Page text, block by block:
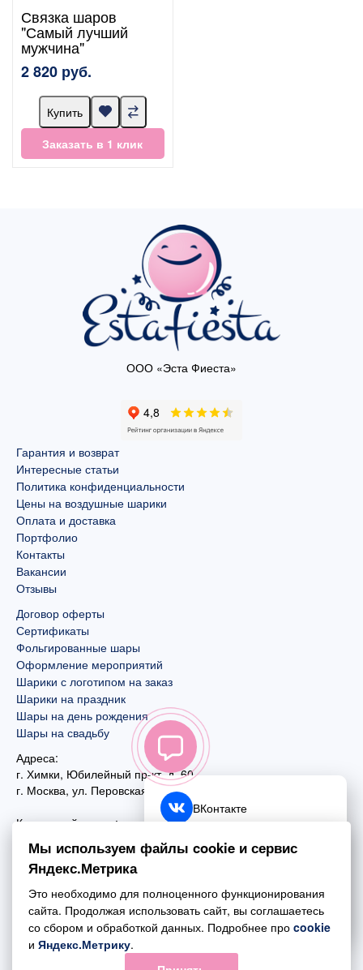
Связка шаров
"Самый лучший
мужчина"
2 820 руб.
Купить
Заказать в 1 клик
ООО «Эста Фиеста»
Гарантия и возврат
Интересные статьи
Политика конфиденциальности
Цены на воздушные шарики
Оплата и доставка
Портфолио
Контакты
Вакансии
Отзывы
Договор оферты
Сертификаты
Фольгированные шары
Оформление мероприятий
Шарики с логотипом на заказ
Шарики на праздник
Шары на день рождения
Шары на свадьбу
Адреса:
г. Химки, Юбилейный пр-кт, д. 60
г. Москва, ул. Перовская, д. 59
Контактный номер:
+7 (495) 970-44-75
Почта:
mail@esta-fiesta.ru
Режим работы интернет-магазина:
ПН-ВС с 09:00 до 21:00
ВКонтакте
Telegram
Обратный звонок
Мы используем файлы cookie и сервис
Яндекс.Метрика
Это необходимо для полноценного функционирования
сайта. Продолжая использовать сайт, вы соглашаетесь
со сбором и обработкой данных. Подробнее про cookie
и Яндекс.Метрику.